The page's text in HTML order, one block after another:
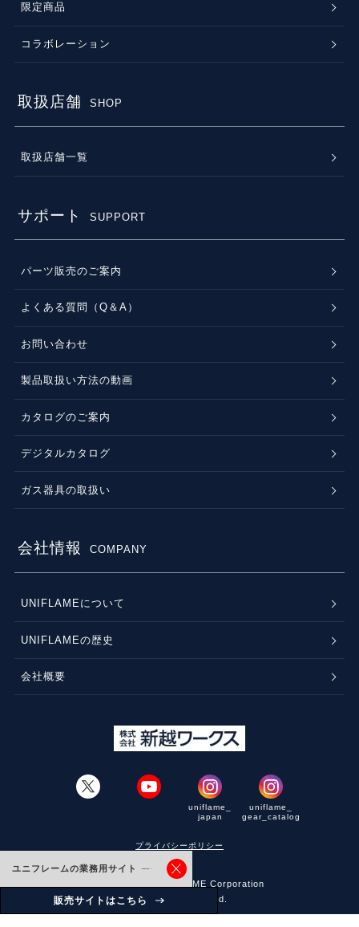
ユニフレームの業務用サイト
販売サイトはこちら
限定商品
コラボレーション
取扱店舗 SHOP
取扱店舗一覧
サポート SUPPORT
パーツ販売のご案内
よくある質問（Q＆A）
お問い合わせ
製品取扱い方法の動画
カタログのご案内
デジタルカタログ
ガス器具の取扱い
会社情報 COMPANY
UNIFLAMEについて
UNIFLAMEの歴史
会社概要
uniflame_
japan
uniflame_
gear_catalog
プライバシーポリシー
© Copyright, UNIFLAME Corporation
All Rights Reserved.